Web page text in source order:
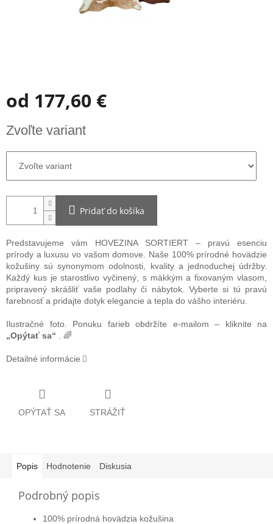
od 177,60 €
cena:
Zvoľte variant
Pridať do košíka
Predstavujeme vám HOVEZINA SORTIERT – pravú esenciu
prírody a luxusu vo vašom domove. Naše 100% prírodné hovädzie
kožušiny sú synonymom odolnosti, kvality a jednoduchej údržby.
Každý kus je starostlivo vyčinený, s mäkkým a fixovaným vlasom,
pripravený skrášliť vaše podlahy či nábytok. Vyberte si tú pravú
farebnosť a pridajte dotyk elegancie a tepla do vášho interiéru.
Ilustračné foto. Ponuku farieb obdržíte e-mailom – kliknite na
„Opýtať sa“ . 🌈
Detailné informácie
OPÝTAŤ SA STRÁŽIŤ
Popis Hodnotenie Diskusia
Podrobný popis
100% prírodná hovädzia kožušina